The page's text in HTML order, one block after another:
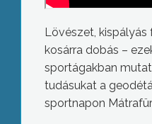
Lövészet, kispályás
kosárra dobás –
sportágakban
tudásukat a
sportnapon